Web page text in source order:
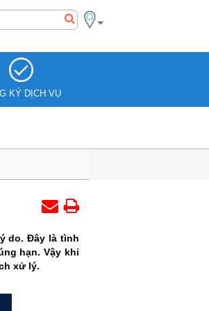
KÝ DỊCH VỤ
do. Đây là tình
hạn. Vậy khi
xử lý.